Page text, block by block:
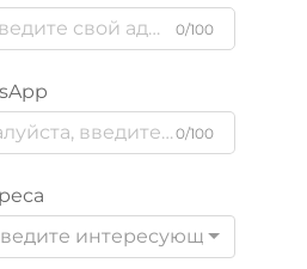
0/100
0/100
интересующий вас